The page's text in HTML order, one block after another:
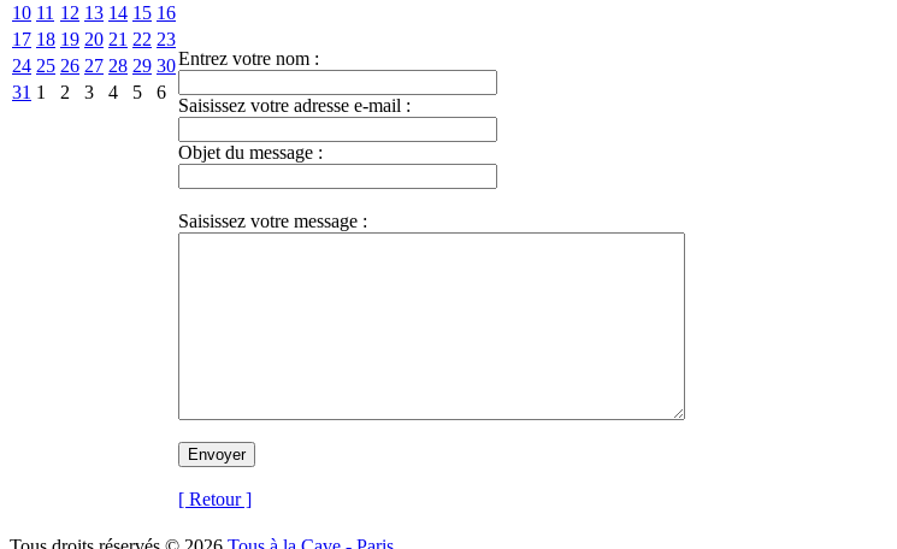
10 11 12 13 14 15 16
17 18 19 20 21 22 23
24 25 26 27 28 29 30
31 1 2 3 4 5 6
Entrez votre nom :
Saisissez votre adresse e-mail :
Objet du message :
Saisissez votre message :
[ Retour ]